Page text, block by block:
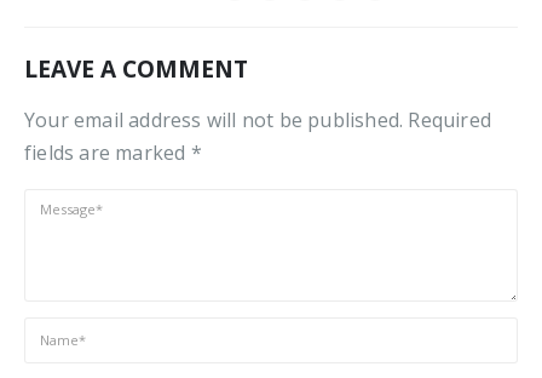
LEAVE A COMMENT
Your email address will not be published. Required
fields are marked *